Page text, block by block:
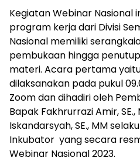
Kegiatan Webinar Nasional
program kerja dari Divisi
Nasional memiliki
pembukaan hingga
materi. Acara pertama
dilaksanakan pada pukul
Zoom dan dihadiri oleh
Bapak Fakhrurrazi Amir,
Iskandarsyah, SE., MM
Inkubator yang secara
Webinar Nasional 2023.